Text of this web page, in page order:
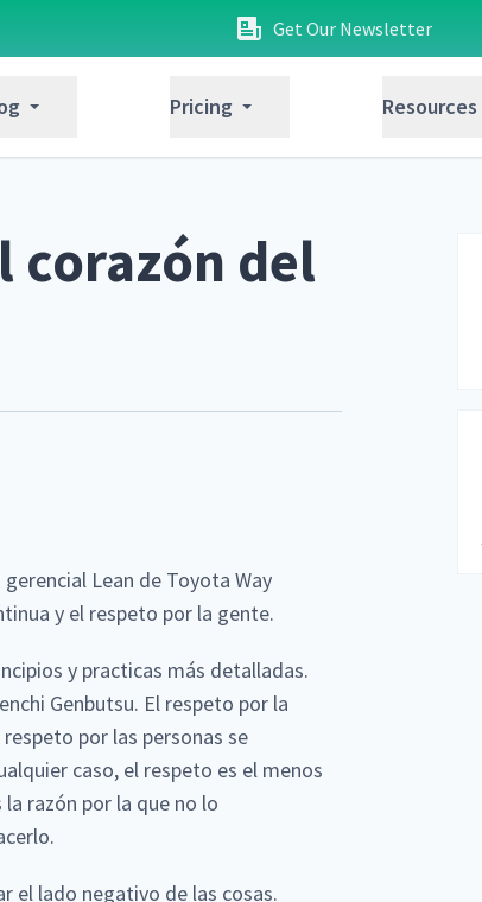
Get Our Newsletter
Pricing Resources
corazón del
Lean de Toyota Way
y el respeto por la gente.
y practicas más detalladas.
Genbutsu. El respeto por la
por las personas se
caso, el respeto es el menos
razón por la que no lo
el lado negativo de las cosas.